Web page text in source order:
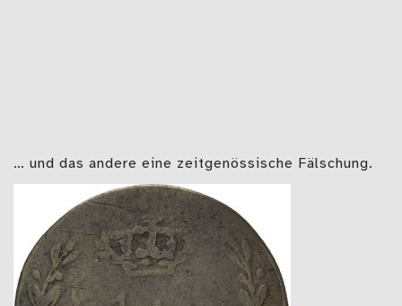
… und das andere eine zeitgenössische Fälschung.